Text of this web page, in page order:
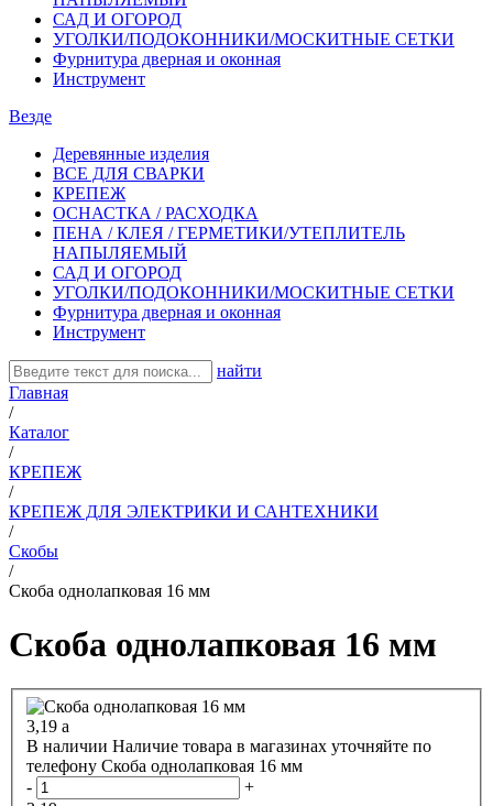
САД И ОГОРОД
УГОЛКИ/ПОДОКОННИКИ/МОСКИТНЫЕ СЕТКИ
Фурнитура дверная и оконная
Инструмент
Везде
Деревянные изделия
ВСЕ ДЛЯ СВАРКИ
КРЕПЕЖ
ОСНАСТКА / РАСХОДКА
ПЕНА / КЛЕЯ / ГЕРМЕТИКИ/УТЕПЛИТЕЛЬ
НАПЫЛЯЕМЫЙ
САД И ОГОРОД
УГОЛКИ/ПОДОКОННИКИ/МОСКИТНЫЕ СЕТКИ
Фурнитура дверная и оконная
Инструмент
найти
Главная
/
Каталог
/
КРЕПЕЖ
/
КРЕПЕЖ ДЛЯ ЭЛЕКТРИКИ И САНТЕХНИКИ
/
Скобы
/
Скоба однолапковая 16 мм
Скоба однолапковая 16 мм
3,19 a
В наличии Наличие товара в магазинах уточняйте по
телефону Скоба однолапковая 16 мм
-
+